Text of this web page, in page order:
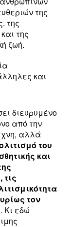
της
της
της
ζωή.
και
διευρυμένο
από την
αλλά
του
και
τις
τον
. Κι εδώ